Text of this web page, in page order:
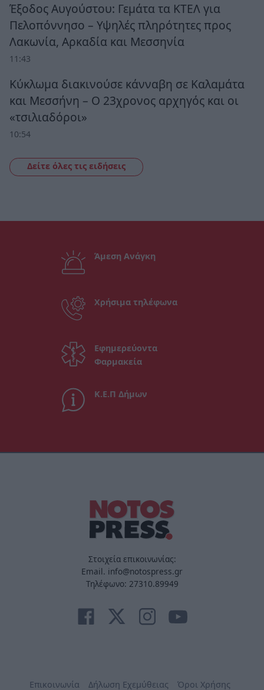
Έξοδος Αυγούστου: Γεμάτα τα ΚΤΕΛ για
Πελοπόννησο – Υψηλές πληρότητες προς
Λακωνία, Αρκαδία και Μεσσηνία
11:43
Κύκλωμα διακινούσε κάνναβη σε Καλαμάτα
και Μεσσήνη – Ο 23χρονος αρχηγός και οι
«τσιλιαδόροι»
10:54
Δείτε όλες τις ειδήσεις
Άμεση Ανάγκη
Χρήσιμα τηλέφωνα
Εφημερεύοντα
Φαρμακεία
Κ.Ε.Π Δήμων
Στοιχεία επικοινωνίας:
Email. info@notospress.gr
Τηλέφωνο: 27310.89949
Επικοινωνία Δήλωση Εχεμύθειας Όροι Χρήσης